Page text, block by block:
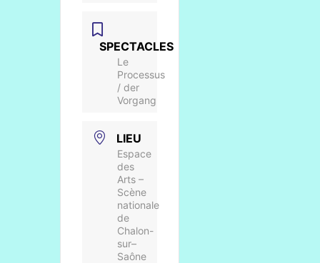
SPECTACLES
Le
Processus
/ der
Vorgang
LIEU
Espace
des
Arts –
Scène
nationale
de
Chalon-
sur–
Saône